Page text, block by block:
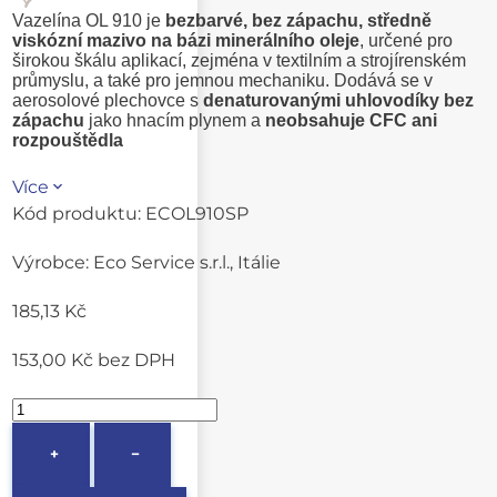
Vazelína OL 910 je bezbarvé, bez zápachu, středně
viskózní mazivo na bázi minerálního oleje, určené pro
širokou škálu aplikací, zejména v textilním a strojírenském
průmyslu, a také pro jemnou mechaniku. Dodává se v
aerosolové plechovce sdenaturovanými uhlovodíky bez
zápachu jako hnacím plynem a neobsahuje CFC ani
rozpouštědla
Více
Kód produktu: ECOL910SP
Výrobce: Eco Service s.r.l., Itálie
185,13 Kč
153,00 Kč bez DPH
+ −